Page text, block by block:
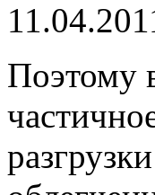
Поэтому